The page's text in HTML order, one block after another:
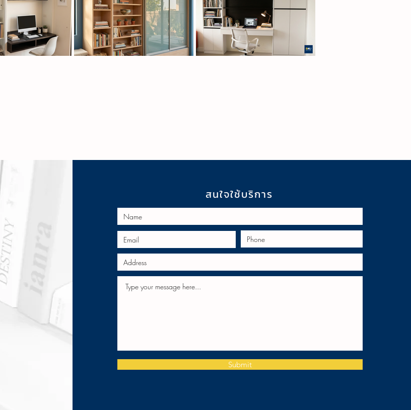
สนใจใช้บริการ
Submit